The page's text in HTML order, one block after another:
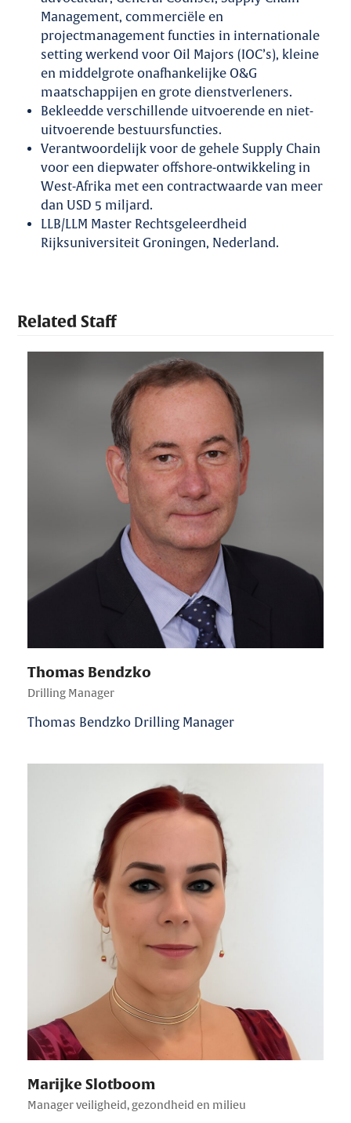
Management, commerciële en
projectmanagement functies in internationale
setting werkend voor Oil Majors (IOC’s), kleine
en middelgrote onafhankelijke O&G
maatschappijen en grote dienstverleners.
Bekleedde verschillende uitvoerende en niet-
uitvoerende bestuursfuncties.
Verantwoordelijk voor de gehele Supply Chain
voor een diepwater offshore-ontwikkeling in
West-Afrika met een contractwaarde van meer
dan USD 5 miljard.
LLB/LLM Master Rechtsgeleerdheid
Rijksuniversiteit Groningen, Nederland.
Related Staff
Thomas Bendzko
Drilling Manager
Thomas Bendzko Drilling Manager
Marijke Slotboom
Manager veiligheid, gezondheid en milieu